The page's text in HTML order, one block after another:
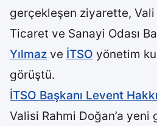
gerçekleşen ziyarette,
Ticaret ve Sanayi Odası
Yılmaz ve İTSO yönetim
görüştü.
İTSO Başkanı Levent
Valisi Rahmi Doğan’a yeni